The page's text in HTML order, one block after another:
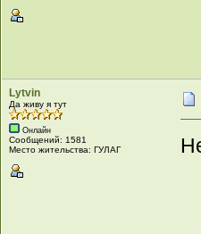
Lytvin
Да живу я тут
Онлайн
Сообщений: 1581
Место жительства: ГУЛАГ